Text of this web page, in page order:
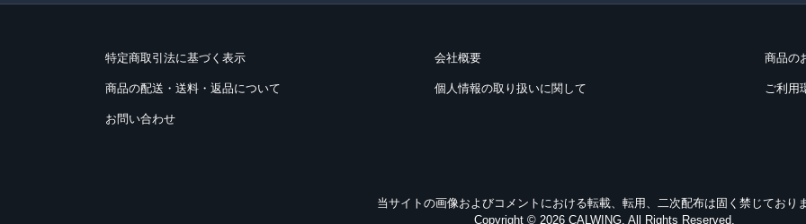
特定商取引法に基づく表示 会社概要 商品の
商品の配送・送料・返品について 個人情報の取り扱いに関して ご利用
お問い合わせ
当サイトの画像およびコメントにおける転載、転用、二次配布は固く禁じておりま
Copyright © 2026 CALWING. All Rights Reserved.